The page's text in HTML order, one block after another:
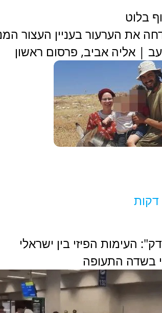
בלוט
את הערעור בעניין העצור
| אליה אביב, פרסום ראשון
העימות הפיזי בין ישראלי
בשדה התעופה